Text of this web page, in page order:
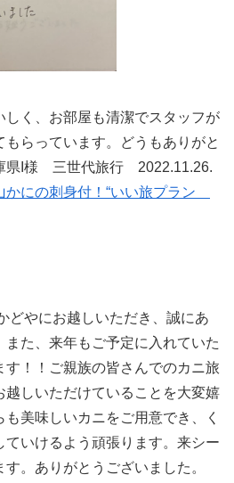
しく、お部屋も清潔でスタッフが
らっています。どうもありがと
県I様 三世代旅行 2022.11.26.
にの刺身付！“いい旅プラン
どやにお越しいただき、誠にあ
また、来年もご予定に入れていた
す！！ご親族の皆さんでのカニ旅
越しいただけていることを大変嬉
美味しいカニをご用意でき、く
いけるよう頑張ります。来シー
。ありがとうございました。